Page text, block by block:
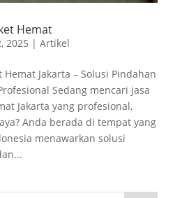
Hemat
2025 | Artikel
Hemat Jakarta – Solusi Pindahan
Sedang mencari jasa
Jakarta yang profesional,
Anda berada di tempat yang
menawarkan solusi